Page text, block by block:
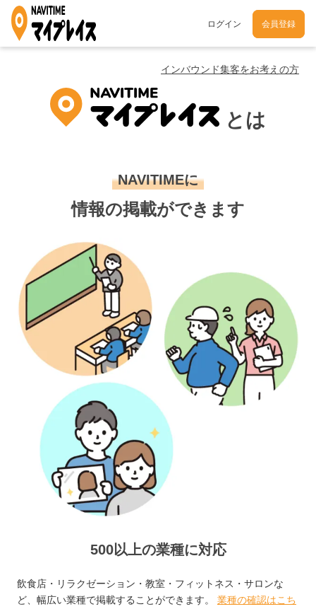
ログイン 会員登録
インバウンド集客をお考えの方
とは
NAVITIMEに
情報の掲載ができます
500以上の業種に対応
飲食店・リラクゼーション・教室・フィットネス・サロンな
ど、幅広い業種で掲載することができます。 業種の確認はこち